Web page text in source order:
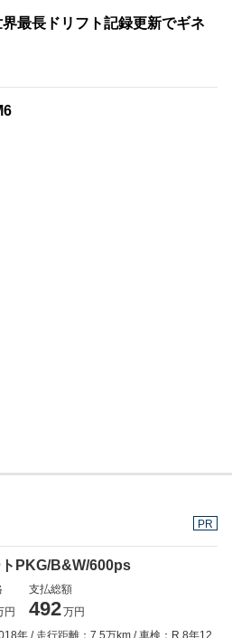
最長ドリフト記録更新でギネ
PR
PKG/B&W/600ps
円
支払総額
492万円
年
走行距離：7.5万km
車検：R.8年12